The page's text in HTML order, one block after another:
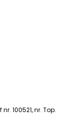
100521, nr. Top.